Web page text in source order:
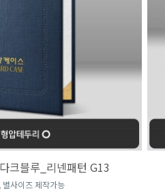
크블루_리넨패턴 G13
사이즈 제작가능